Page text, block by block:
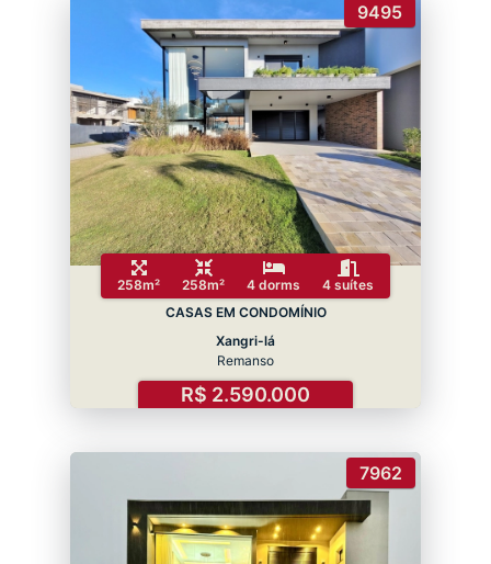
9495
258m² 258m² 4 dorms
4 suítes
CASAS EM CONDOMÍNIO
Xangri-lá
Remanso
R$ 2.590.000
7962